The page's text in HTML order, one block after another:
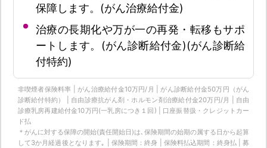
保障します。(がん治療給付金)
治療の長期化や万が一の再発・転移もサポ
ートします。(がん診断給付金)(がん診断給
付特約)
非喫煙者保険料率 | がん治療給付金10万円/月 | がん診断給付金50万円（がん
診断給付特約） | 自由診療抗がん剤・ホルモン剤治療給付金20万円/月 | 自由
診療乳房再建給付金10万円(一乳房につき１回) | 口座振替扱・クレジットカー
ド払
＊がんに対する保障の開始(責任開始日)は､保険期間の始期の属する日から起算
して3か月経過後となります｡ | 保険期間：終身 | 保険料払込期間：終身払 | 募